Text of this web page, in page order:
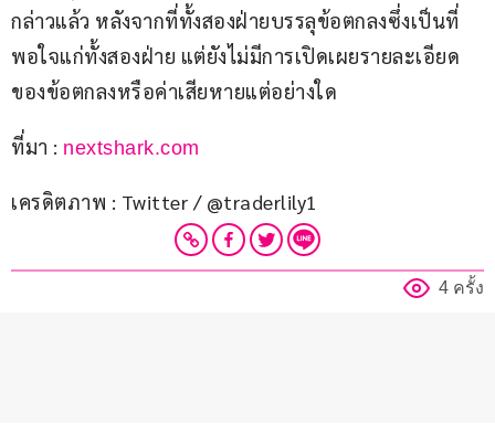
กล่าวแล้ว หลังจากที่ทั้งสองฝ่ายบรรลุข้อตกลงซึ่งเป็นที่
พอใจแก่ทั้งสองฝ่าย แต่ยังไม่มีการเปิดเผยรายละเอียด
ของข้อตกลงหรือค่าเสียหายแต่อย่างใด
ที่มา : nextshark.com
เครดิตภาพ : Twitter / @traderlily1
4 ครั้ง